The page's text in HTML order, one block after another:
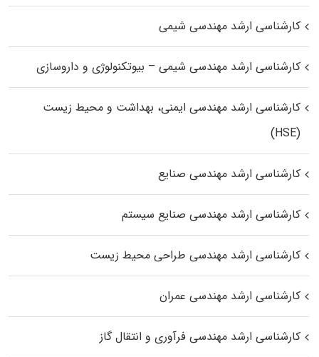
کارشناسی ارشد مهندسی شیمی
کارشناسی ارشد مهندسی شیمی – بیوتکنولوژی و داروسازی
کارشناسی ارشد مهندسی ایمنی، بهداشت و محیط زیست
(HSE)
کارشناسی ارشد مهندسی صنایع
کارشناسی ارشد مهندسی صنایع سیستم
کارشناسی ارشد مهندسی طراحی محیط زیست
کارشناسی ارشد مهندسی عمران
کارشناسی ارشد مهندسی فرآوری و انتقال گاز